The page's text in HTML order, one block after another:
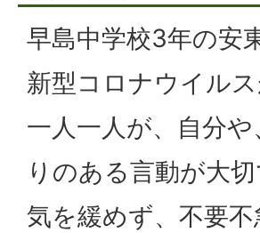
早島中学校3年の安
新型コロナウイル
一人一人が、自分
りのある言動が大切
気を緩めず、不要